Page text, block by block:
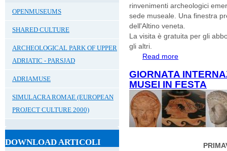
OPENMUSEUMS
SHARED CULTURE
ARCHEOLOGICAL PARK OF UPPER
ADRIATIC - PARSJAD
ADRIAMUSE
SIMULACRA ROMAE (EUROPEAN
PROJECT CULTURE 2000)
DOWNLOAD ARTICOLI
rinvenimenti archeologici
sede museale. Una finestra
dell'Altino veneta.
La visita è gratuita per gli
gli altri.
Read more
GIORNATA
MUSEI IN FESTA